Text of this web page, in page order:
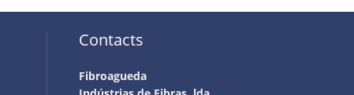
Contacts
Fibroagueda